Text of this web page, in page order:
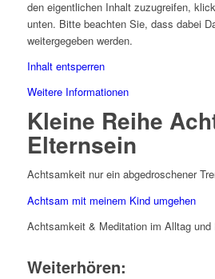
den eigentlichen Inhalt zuzugreifen,
unten. Bitte beachten Sie, dass dabei
weitergegeben werden.
Inhalt entsperren
Weitere Informationen
Kleine Reihe
Elternsein
Achtsamkeit nur ein abgedroschener
Achtsam mit meinem Kind umgehen
Achtsamkeit & Meditation im Alltag
Weiterhören: